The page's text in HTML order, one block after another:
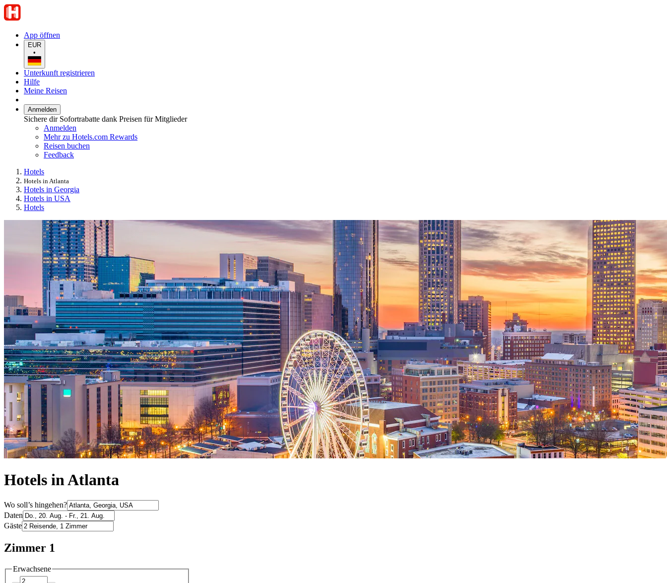
App öffnen
EUR
•
Unterkunft registrieren
Hilfe
Meine Reisen
Anmelden
Sichere dir Sofortrabatte dank Preisen für Mitglieder
Anmelden
Mehr zu Hotels.com Rewards
Reisen buchen
Feedback
Hotels
Hotels in Atlanta
Hotels in Georgia
Hotels in USA
Hotels
Hotels in Atlanta
Wo soll’s hingehen?
Daten
Gäste
Zimmer 1
Erwachsene